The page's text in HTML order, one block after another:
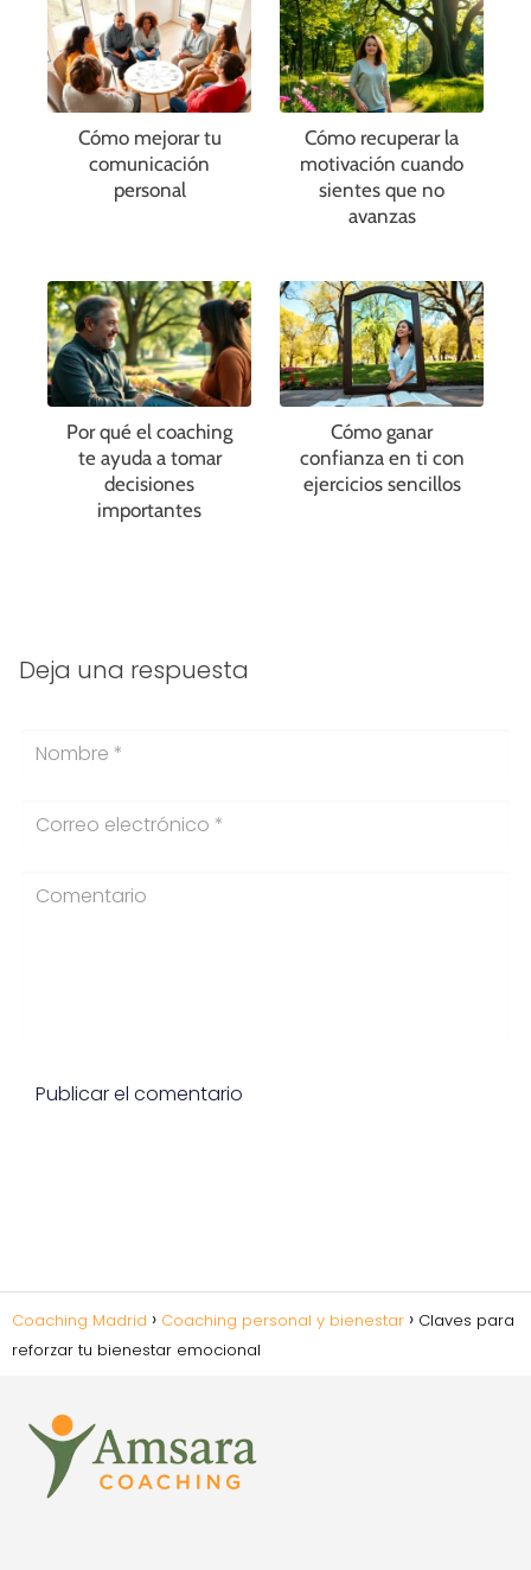
Cómo mejorar tu
comunicación
personal
Cómo recuperar la
motivación cuando
sientes que no
avanzas
Por qué el coaching
te ayuda a tomar
decisiones
importantes
Cómo ganar
confianza en ti con
ejercicios sencillos
Deja una respuesta
Coaching Madrid Coaching personal y bienestar
Claves para
reforzar tu bienestar emocional